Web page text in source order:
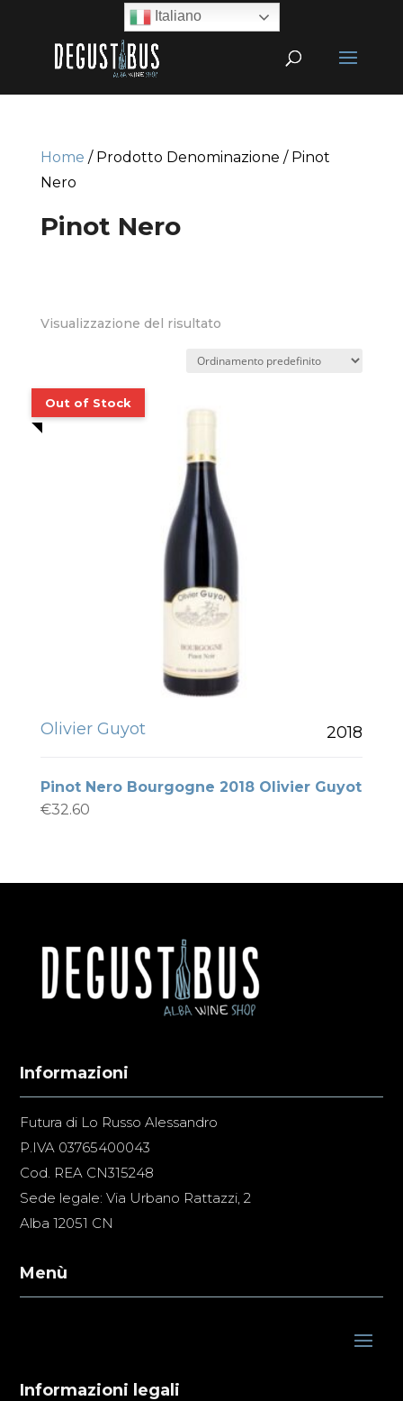
Home / Prodotto Denominazione / Pinot
Nero
Pinot Nero
Visualizzazione del risultato
Olivier Guyot 2018
Pinot Nero Bourgogne 2018 Olivier Guyot
€32.60
Informazioni
Futura di Lo Russo Alessandro
P.IVA 03765400043
Cod. REA CN315248
Sede legale: Via Urbano Rattazzi, 2
Alba 12051 CN
Menù
Informazioni legali
Italiano